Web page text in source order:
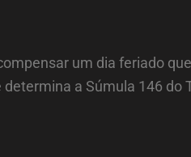
um dia feriado
a Súmula 146